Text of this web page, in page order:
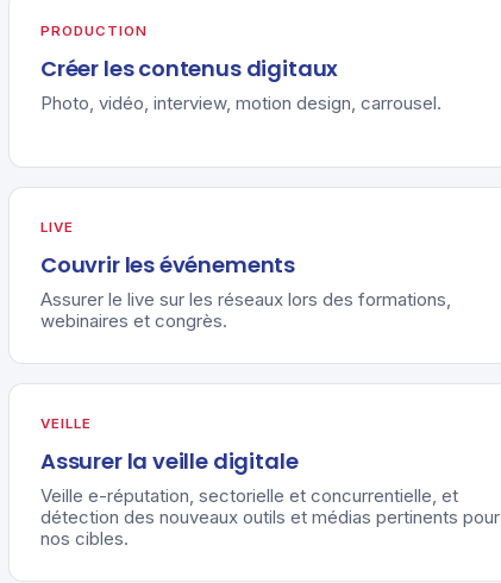
PRODUCTION
Créer les contenus digitaux
Photo, vidéo, interview, motion design, carrousel.
LIVE
Couvrir les événements
Assurer le live sur les réseaux lors des formations,
webinaires et congrès.
VEILLE
Assurer la veille digitale
Veille e-réputation, sectorielle et concurrentielle, et
détection des nouveaux outils et médias pertinents pour
nos cibles.